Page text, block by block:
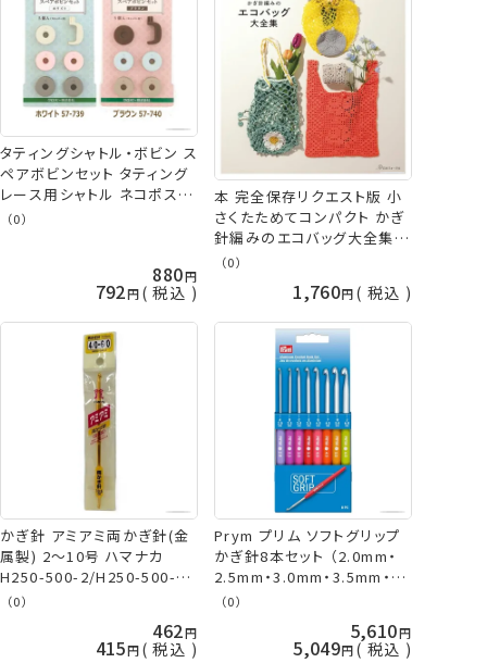
タティングシャトル・ボビン ス
ペアボビンセット タティング
レース用シャトル ネコポス可
clv クロバー 手芸の山久
（0）
880
792 税込
本 完全保存リクエスト版 小
さくたためてコンパクト かぎ
針編みのエコバッグ大全集
NV72288 applemints ネコ
（0）
1,760 税込
かぎ針 アミアミ両かぎ針(金
属製) 2～10号 ハマナカ
H250-500-2/H250-500-
3/H250-500-4/H250-500-
8 ネコポス可 手芸の山久
（0）
462
415 税込
Prym プリム ソフトグリップ
かぎ針8本セット （2.0mm・
2.5mm・3.0mm・3.5mm・
4.0mm・4.5mm・5.0mm・
イツ社 Prym プリム ミササ
（0）
5,610
5,049 税込